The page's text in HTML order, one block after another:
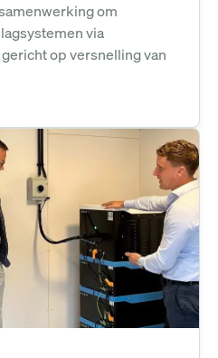
om
via
op versnelling van